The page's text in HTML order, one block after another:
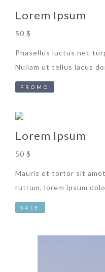
Lorem Ipsum
50 $
Phasellus luctus nec
Nullam ut tellus lacus
PROMO
Lorem Ipsum
50 $
Mauris et tortor sit
rutrum, lorem ipsum
SALE